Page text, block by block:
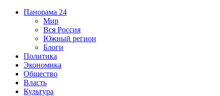
Панорама 24
Мир
Вся Россия
Южный регион
Блоги
Политика
Экономика
Общество
Власть
Культура